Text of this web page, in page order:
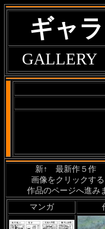
ギャ
新↑ 最新作５作
画像をクリックする
作品のページへ進み
マンガ